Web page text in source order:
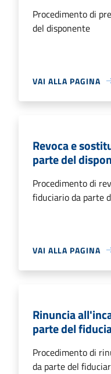
Procedimento di
del disponente
VAI ALLA PAGINA
Revoca e
parte del
Procedimento di
fiduciario da parte
VAI ALLA PAGINA
Rinuncia
parte del
Procedimento di
da parte del